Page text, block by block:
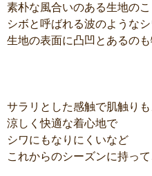
素朴な風合いのある生地の
シボと呼ばれる波のような
生地の表面に凸凹とあるのも
サラリとした感触で肌触りも
涼しく快適な着心地で
シワにもなりにくいなど
これからのシーズンに持って